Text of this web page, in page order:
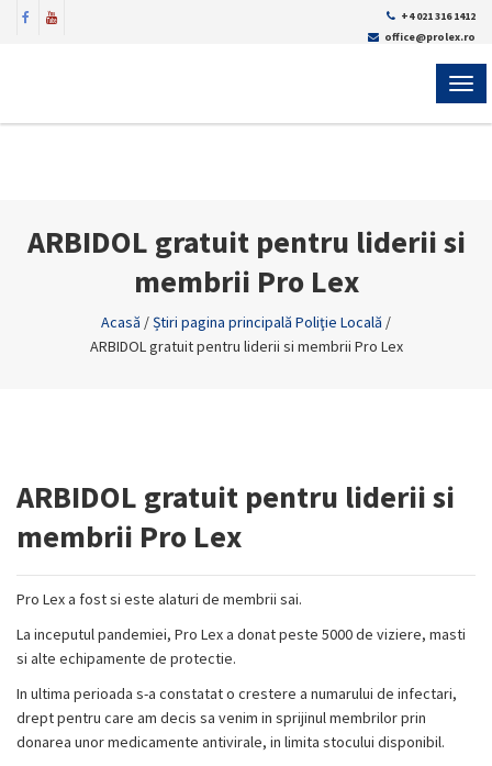
+4 021 316 1412
office@prolex.ro
ARBIDOL gratuit pentru liderii si
membrii Pro Lex
Acasă /Știri pagina principală Poliţie Locală /
ARBIDOL gratuit pentru liderii si membrii Pro Lex
ARBIDOL gratuit pentru liderii si
membrii Pro Lex
Pro Lex a fost si este alaturi de membrii sai.
La inceputul pandemiei, Pro Lex a donat peste 5000 de viziere, masti
si alte echipamente de protectie.
In ultima perioada s-a constatat o crestere a numarului de infectari,
drept pentru care am decis sa venim in sprijinul membrilor prin
donarea unor medicamente antivirale, in limita stocului disponibil.